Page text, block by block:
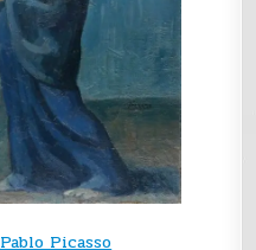
Picasso